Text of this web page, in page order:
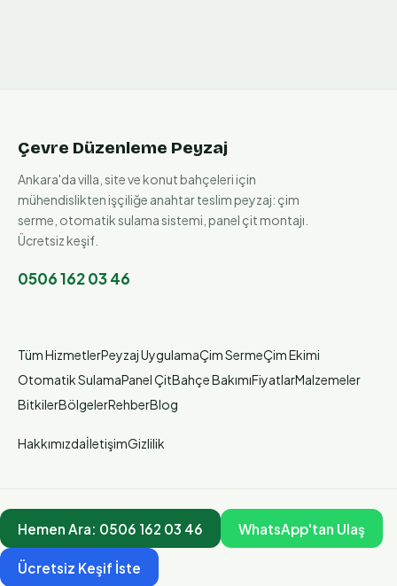
Çevre Düzenleme Peyzaj
Ankara'da villa, site ve konut bahçeleri için
mühendislikten işçiliğe anahtar teslim peyzaj: çim
serme, otomatik sulama sistemi, panel çit montajı.
Ücretsiz keşif.
0506 162 03 46
Tüm HizmetlerPeyzaj UygulamaÇim SermeÇim Ekimi
Otomatik SulamaPanel ÇitBahçe BakımıFiyatlarMalzemeler
BitkilerBölgelerRehberBlog
HakkımızdaİletişimGizlilik
Hemen Ara: 0506 162 03 46 WhatsApp'tan Ulaş
Ücretsiz Keşif İste